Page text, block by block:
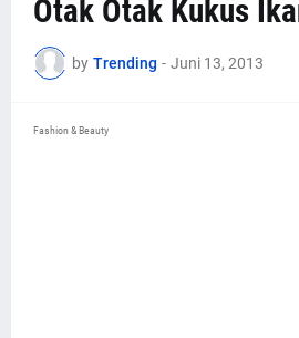
Otak Otak Kukus
by Trending - Juni 13, 2013
Fashion & Beauty